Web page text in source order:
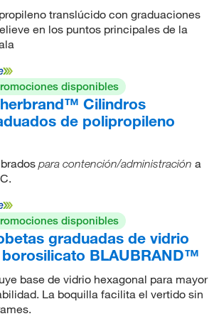
translúcido con graduaciones
en los puntos principales de la
disponibles
Cilindros
de polipropileno
para contención/administración a
disponibles
graduadas de vidrio
BLAUBRAND™
base de vidrio hexagonal para mayor
La boquilla facilita el vertido sin